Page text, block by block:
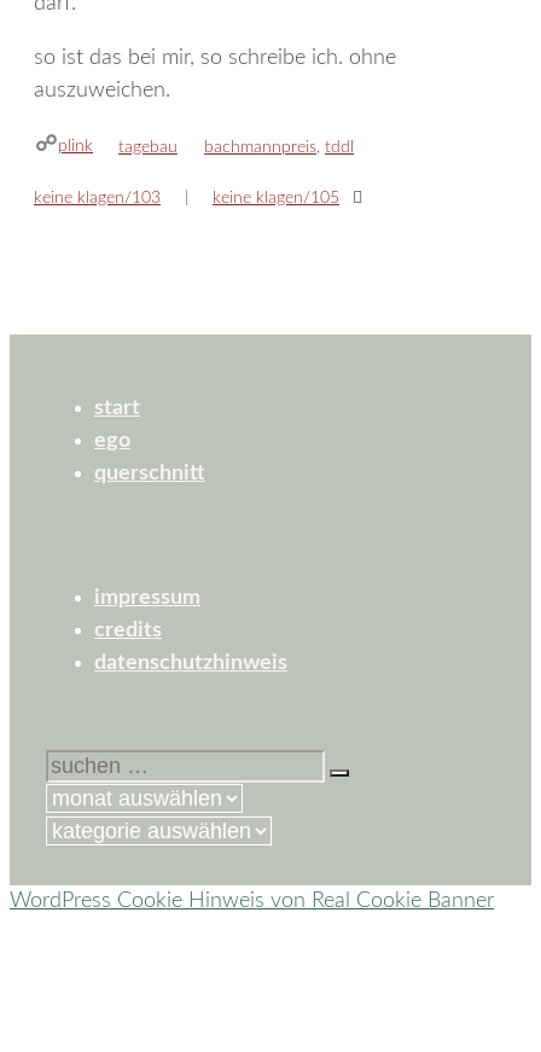
so ist das bei mir, so schreibe ich. ohne
auszuweichen.
plink kategorien
tagebau schlagwörter
bachmannpreis tddl
keine klagen/103 keine klagen/105
start
ego
querschnitt
impressum
credits
datenschutzhinweis
suchen
nach:
kategorien
WordPress Cookie Hinweis von Real Cookie Banner